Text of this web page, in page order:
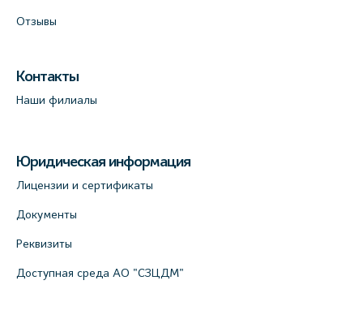
+7 (812) 565-11-12
На карте
В.О., д.5 (официальный партнёр)
+7 (812) 565-11-12
На карте
Отзывы
Контакты
Наши филиалы
Юридическая информация
Лицензии и сертификаты
Документы
Реквизиты
Доступная среда АО "СЗЦДМ"